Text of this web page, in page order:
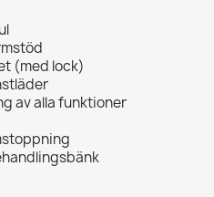
(med lock)
av alla funktioner